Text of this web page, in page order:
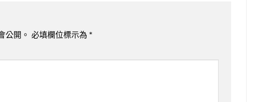
公開。 必填欄位標示為 *